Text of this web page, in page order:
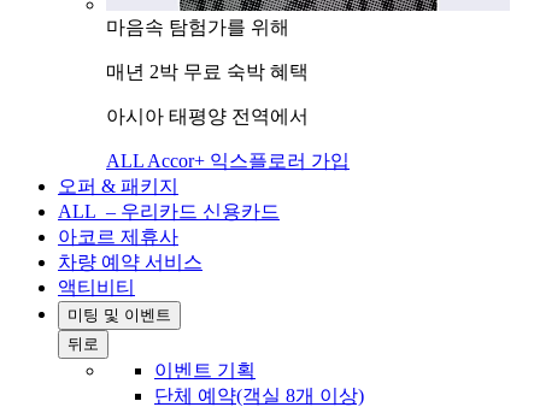
마음속 탐험가를 위해
매년 2박 무료 숙박 혜택
아시아 태평양 전역에서
ALL Accor+ 익스플로러 가입
오퍼 & 패키지
ALL – 우리카드 신용카드
아코르 제휴사
차량 예약 서비스
액티비티
미팅 및 이벤트
뒤로
이벤트 기획
단체 예약(객실 8개 이상)